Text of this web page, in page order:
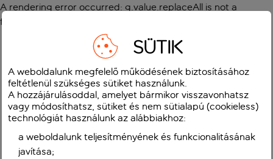
A rendering error occurred: g.value.replaceAll is not a
function
SÜTIK
A weboldalunk megfelelő működésének biztosításához
feltétlenül szükséges sütiket használunk.
A hozzájárulásoddal, amelyet bármikor visszavonhatsz
vagy módosíthatsz, sütiket és nem sütialapú (cookieless)
technológiát használunk az alábbiakhoz:
a weboldalunk teljesítményének és funkcionalitásának
javítása;